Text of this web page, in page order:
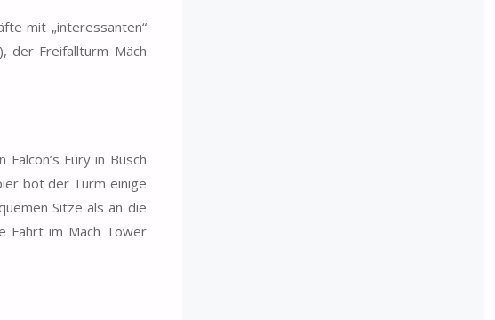
mit „interessanten“
der Freifallturm Mäch
Fury in Busch
bot der Turm einige
Sitze als an die
Fahrt im Mäch Tower